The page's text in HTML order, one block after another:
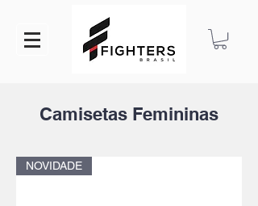
Camisetas Femininas
NOVIDADE